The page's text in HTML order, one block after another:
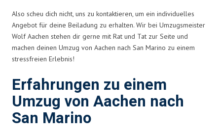
Also scheu dich nicht, uns zu kontaktieren, um ein individuelles
Angebot für deine Beiladung zu erhalten. Wir bei Umzugsmeister
Wolf Aachen stehen dir gerne mit Rat und Tat zur Seite und
machen deinen Umzug von Aachen nach San Marino zu einem
stressfreien Erlebnis!
Erfahrungen zu einem
Umzug von Aachen nach
San Marino